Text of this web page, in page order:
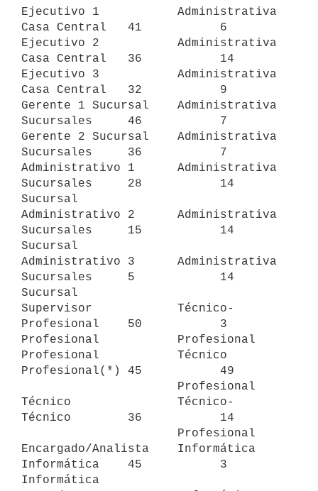
Ejecutivo 1           Administrativa
Casa Central   41           6
Ejecutivo 2           Administrativa
Casa Central   36           14
Ejecutivo 3           Administrativa
Casa Central   32           9
Gerente 1 Sucursal    Administrativa
Sucursales     46           7
Gerente 2 Sucursal    Administrativa
Sucursales     36           7
Administrativo 1      Administrativa
Sucursales     28           14
Sucursal
Administrativo 2      Administrativa
Sucursales     15           14
Sucursal
Administrativo 3      Administrativa
Sucursales     5            14
Sucursal
Supervisor            Técnico-
Profesional    50           3
Profesional           Profesional
Profesional           Técnico
Profesional(*) 45           49
Técnico               Técnico-
Técnico        36           14
Encargado/Analista    Informática
Informática    45           3
Informática